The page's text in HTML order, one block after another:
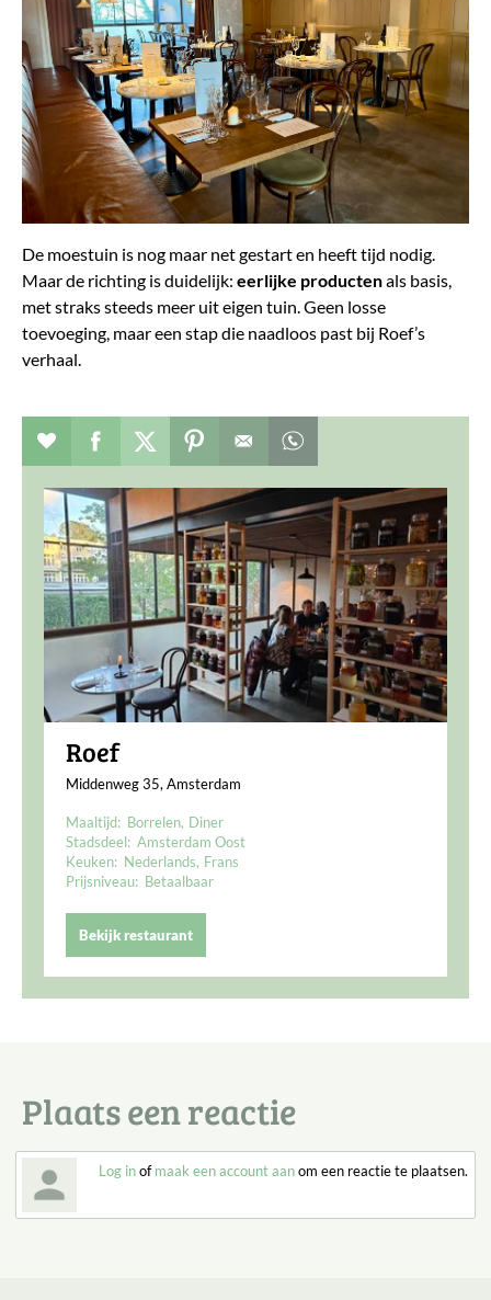
De moestuin is nog maar net gestart en heeft tijd nodig.
Maar de richting is duidelijk: eerlijke productenals basis,
met straks steeds meer uit eigen tuin. Geen losse
toevoeging, maar een stap die naadloos past bij Roef’s
verhaal.
Verhaal toevoegen aan favorieten
Deel dit op facebook
Deel dit op twitter
Deel dit op pinterest
Roef
Middenweg 35, Amsterdam
Maaltijd: Borrelen Diner
Stadsdeel: Amsterdam Oost
Keuken: Nederlands Frans
Prijsniveau: Betaalbaar
Bekijk restaurant
Plaats een reactie
Log inofmaak een account aanom een reactie te plaatsen.